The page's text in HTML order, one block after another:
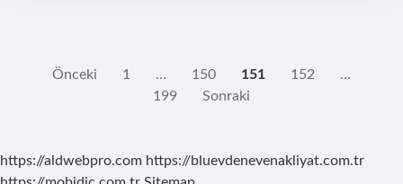
YAZI
Önceki 1 … 150 151 152
…
199
Sonraki
https://aldwebpro.com https://bluevdenevenakliyat.com.tr